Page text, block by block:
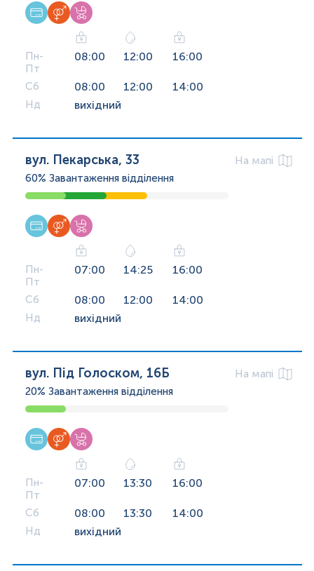
Пн-
Пт
08:00 12:00 16:00
Сб 08:00 12:00 14:00
Нд вихідний
вул. Пекарська, 33
На мапі
60% Завантаження відділення
Пн-
Пт
07:00 14:25 16:00
Сб 08:00 12:00 14:00
Нд вихідний
вул. Під Голоском, 16Б
На мапі
20% Завантаження відділення
Пн-
Пт
07:00 13:30 16:00
Сб 08:00 13:30 14:00
Нд вихідний